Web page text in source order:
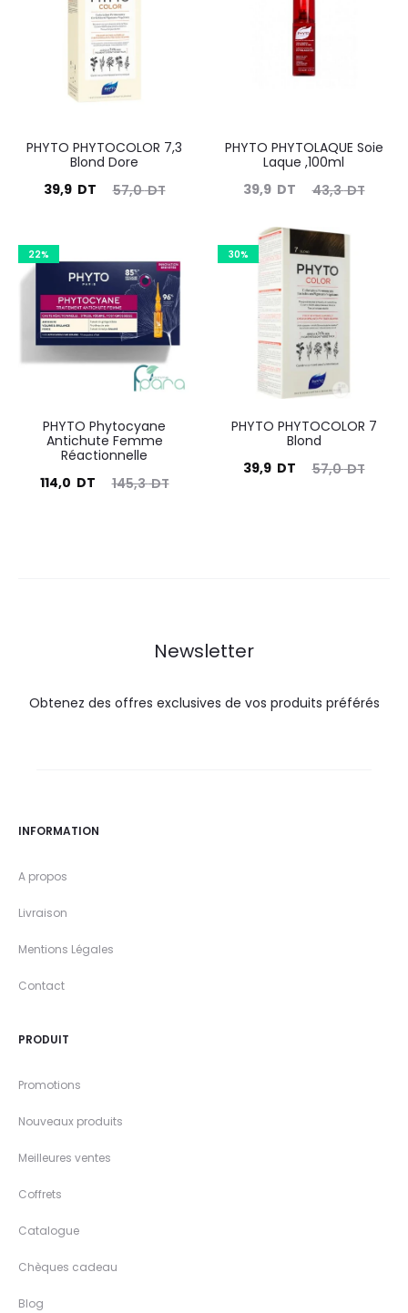
PHYTO PHYTOCOLOR 7,3
Blond Dore
57,0DT
Le
initial
était :
57,0
DT.
39,9 DT
actuel
est :
39,9
DT.
PHYTO PHYTOLAQUE Soie
Laque ,100ml
43,3DT
Le
initial
était :
43,3
39,9 DT
actuel
22%
PHYTO Phytocyane
Antichute Femme
Réactionnelle
145,3DT
Le
114,0 DT
Le
30%
PHYTO PHYTOCOLOR 7
Blond
57,0DT
Le
39,9 DT
Newsletter
Obtenez des offres exclusives de vos produits préférés
INFORMATION
A propos
Livraison
Mentions Légales
Contact
PRODUIT
Promotions
Nouveaux produits
Meilleures ventes
Coffrets
Catalogue
Chèques cadeau
Blog